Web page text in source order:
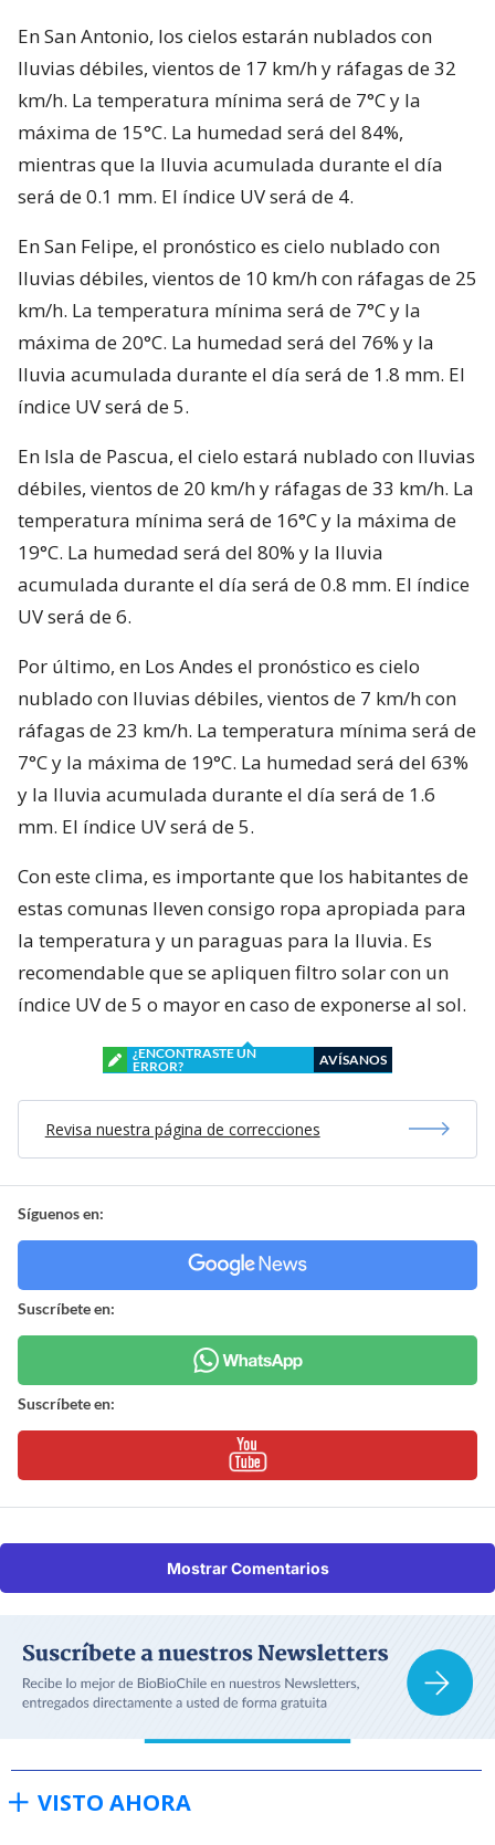
En San Antonio, los cielos estarán nublados con
lluvias débiles, vientos de 17 km/h y ráfagas de 32
km/h. La temperatura mínima será de 7°C y la
máxima de 15°C. La humedad será del 84%,
mientras que la lluvia acumulada durante el día
será de 0.1 mm. El índice UV será de 4.
En San Felipe, el pronóstico es cielo nublado con
lluvias débiles, vientos de 10 km/h con ráfagas de 25
km/h. La temperatura mínima será de 7°C y la
máxima de 20°C. La humedad será del 76% y la
lluvia acumulada durante el día será de 1.8 mm. El
índice UV será de 5.
En Isla de Pascua, el cielo estará nublado con lluvias
débiles, vientos de 20 km/h y ráfagas de 33 km/h. La
temperatura mínima será de 16°C y la máxima de
19°C. La humedad será del 80% y la lluvia
acumulada durante el día será de 0.8 mm. El índice
UV será de 6.
Por último, en Los Andes el pronóstico es cielo
nublado con lluvias débiles, vientos de 7 km/h con
ráfagas de 23 km/h. La temperatura mínima será de
7°C y la máxima de 19°C. La humedad será del 63%
y la lluvia acumulada durante el día será de 1.6
mm. El índice UV será de 5.
Con este clima, es importante que los habitantes de
estas comunas lleven consigo ropa apropiada para
la temperatura y un paraguas para la lluvia. Es
recomendable que se apliquen filtro solar con un
índice UV de 5 o mayor en caso de exponerse al sol.
¿ENCONTRASTE UN
ERROR?
AVÍSANOS
Revisa nuestra página de correcciones
Síguenos en:
Suscríbete en:
Suscríbete en:
Mostrar Comentarios
VISTO AHORA